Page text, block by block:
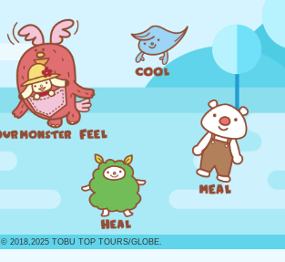
© 2018,2025 TOBU TOP TOURS/GLOBE.